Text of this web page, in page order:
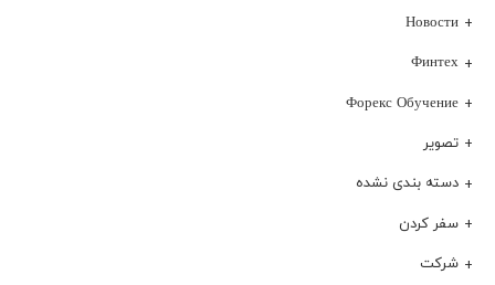
Новости
Финтех
Форекс Обучение
تصویر
دسته بندی نشده
سفر کردن
شرکت